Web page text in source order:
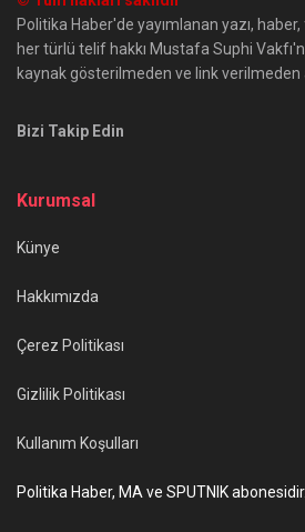
Politika Haber'de yayımlanan yazı,
her türlü telif hakkı Mustafa Suphi
kaynak gösterilmeden ve link verilmeden
Bizi Takip Edin
Kurumsal
Künye
Hakkımızda
Çerez Politikası
Gizlilik Politikası
Kullanım Koşulları
Politika Haber, MA ve SPUTNIK abonesidir.